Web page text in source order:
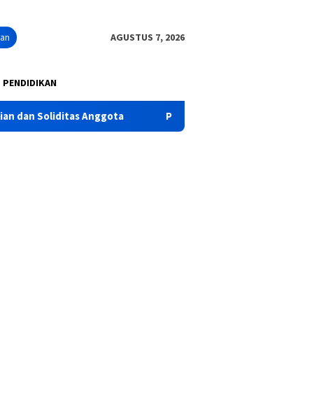
AGUSTUS 7, 2026
PENDIDIKAN
Polres Pasuruan Tegaskan Penanganan Kasus Laka